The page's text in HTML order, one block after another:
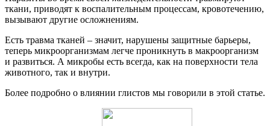
ткани, приводят к воспалительным процессам, кровотечению,
вызывают другие осложнениям.
Есть травма тканей – значит, нарушены защитные барьеры,
теперь микроорганизмам легче проникнуть в макроорганизм
и развиться. А микробы есть всегда, как на поверхности тела
животного, так и внутри.
Более подробно о влиянии глистов мы говорили в этой статье.